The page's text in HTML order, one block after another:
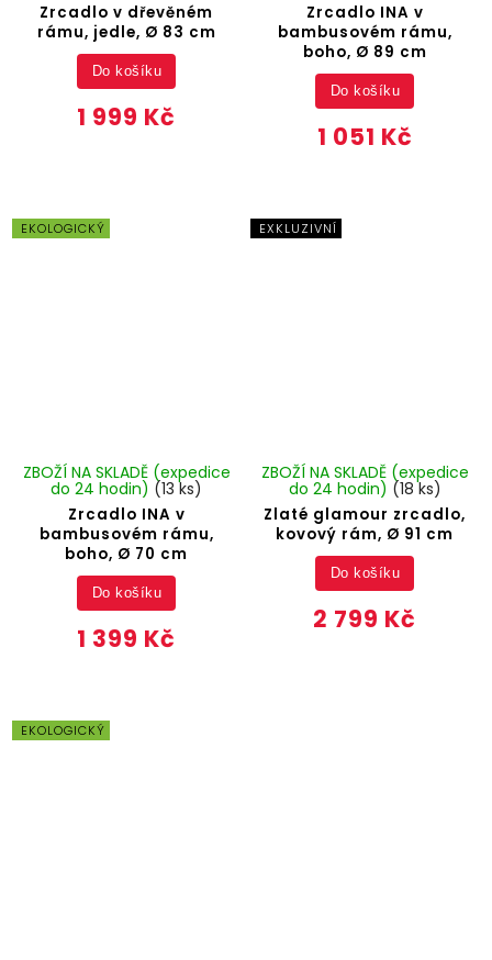
Zrcadlo v dřevěném
rámu, jedle, Ø 83 cm
1 999 Kč
Do košíku
Zrcadlo INA v
bambusovém rámu,
boho, Ø 89 cm
1 051 Kč
Do košíku
EKOLOGICKÝ
Zrcadlo INA v
bambusovém rámu,
boho, Ø 70 cm
ZBOŽÍ NA SKLADĚ (expedice
do 24 hodin) (13 ks)
1 399 Kč
Do košíku
EXKLUZIVNÍ
Zlaté glamour zrcadlo,
kovový rám, Ø 91 cm
ZBOŽÍ NA SKLADĚ (expedice
do 24 hodin) (18 ks)
2 799 Kč
Do košíku
EKOLOGICKÝ